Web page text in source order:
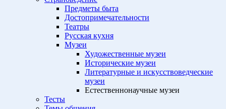
Предметы быта
Достопримечательности
Театры
Русская кухня
Музеи
Художественные музеи
Исторические музеи
Литературные и искусствоведческие
музеи
Естественнонаучные музеи
Тесты